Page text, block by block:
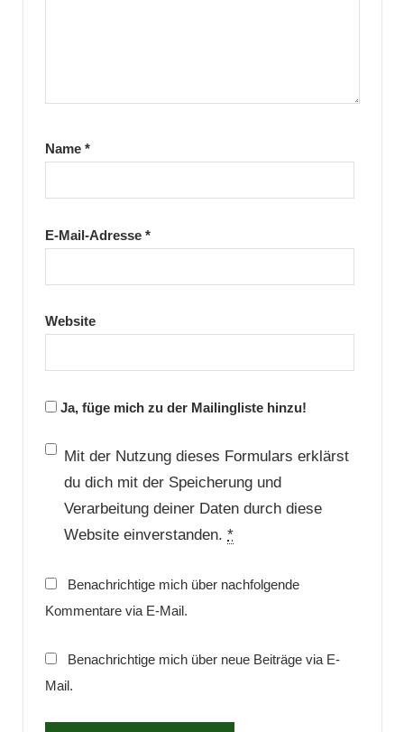
Name *
E-Mail-Adresse *
Website
Ja, füge mich zu der Mailingliste hinzu!
Mit der Nutzung dieses Formulars erklärst
du dich mit der Speicherung und
Verarbeitung deiner Daten durch diese
Website einverstanden. *
Benachrichtige mich über nachfolgende
Kommentare via E-Mail.
Benachrichtige mich über neue Beiträge via E-
Mail.